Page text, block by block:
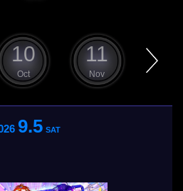
10
Oct
11
Nov
9.5 SAT